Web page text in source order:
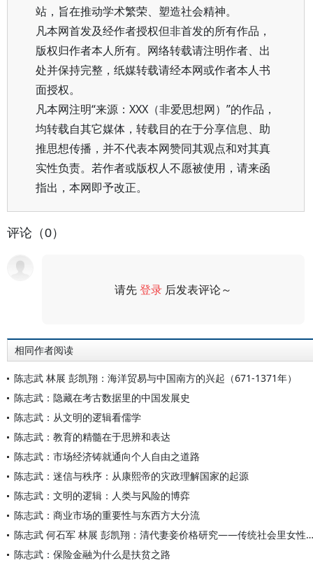
站，旨在推动学术繁荣、塑造社会精神。
凡本网首发及经作者授权但非首发的所有作品，
版权归作者本人所有。网络转载请注明作者、出
处并保持完整，纸媒转载请经本网或作者本人书
面授权。
凡本网注明“来源：XXX（非爱思想网）”的作品，
均转载自其它媒体，转载目的在于分享信息、助
推思想传播，并不代表本网赞同其观点和对其真
实性负责。若作者或版权人不愿被使用，请来函
指出，本网即予改正。
评论（0）
请先登录 后发表评论～
相同作者阅读
陈志武 林展 彭凯翔：海洋贸易与中国南方的兴起（671-1371年）
陈志武：隐藏在考古数据里的中国发展史
陈志武：从文明的逻辑看儒学
陈志武：教育的精髓在于思辨和表达
陈志武：市场经济铸就通向个人自由之道路
陈志武：迷信与秩序：从康熙帝的灾政理解国家的起源
陈志武：文明的逻辑：人类与风险的博弈
陈志武：商业市场的重要性与东西方大分流
陈志武 何石军 林展 彭凯翔：清代妻妾价格研究——传统社会里女性如何被用作避险资产？
陈志武：保险金融为什么是扶贫之路